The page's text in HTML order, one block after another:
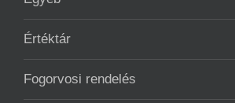
Értéktár
Fogorvosi rendelés